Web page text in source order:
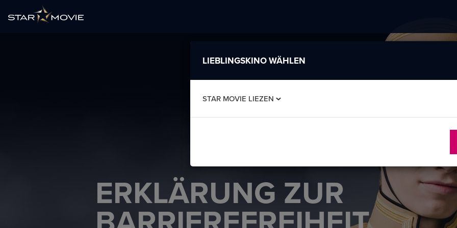
ERKLÄRUNG ZUR
LIEBLINGSKINO WÄHLEN
STAR MOVIE LIEZEN